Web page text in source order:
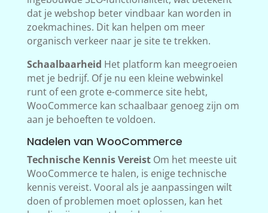
dat je webshop beter vindbaar kan worden in
zoekmachines. Dit kan helpen om meer
organisch verkeer naar je site te trekken.
Schaalbaarheid Het platform kan meegroeien
met je bedrijf. Of je nu een kleine webwinkel
runt of een grote e-commerce site hebt,
WooCommerce kan schaalbaar genoeg zijn om
aan je behoeften te voldoen.
Nadelen van WooCommerce
Technische Kennis VereistOm het meeste uit
WooCommerce te halen, is enige technische
kennis vereist. Vooral als je aanpassingen wilt
doen of problemen moet oplossen, kan het